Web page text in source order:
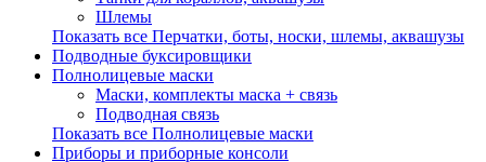
Шлемы
Показать все Перчатки, боты, носки, шлемы, аквашузы
Подводные буксировщики
Полнолицевые маски
Маски, комплекты маска + связь
Подводная связь
Показать все Полнолицевые маски
Приборы и приборные консоли